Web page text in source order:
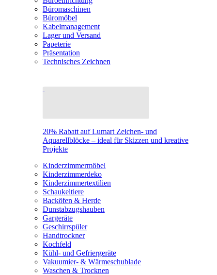
Büromaschinen
Büromöbel
Kabelmanagement
Lager und Versand
Papeterie
Präsentation
Technisches Zeichnen
20% Rabatt auf Lumart Zeichen- und
Aquarellblöcke – ideal für Skizzen und kreative
Projekte
Kinderzimmermöbel
Kinderzimmerdeko
Kinderzimmertextilien
Schaukeltiere
Backöfen & Herde
Dunstabzugshauben
Gargeräte
Geschirrspüler
Handtrockner
Kochfeld
Kühl- und Gefriergeräte
Vakuumier- & Wärmeschublade
Waschen & Trocknen